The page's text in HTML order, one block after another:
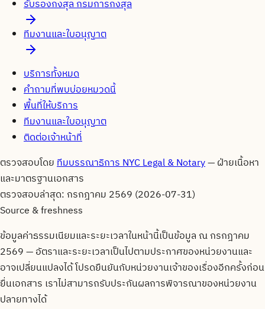
รับรองกงสุล กรมการกงสุล
ทีมงานและใบอนุญาต
บริการทั้งหมด
คำถามที่พบบ่อยหมวดนี้
พื้นที่ให้บริการ
ทีมงานและใบอนุญาต
ติดต่อเจ้าหน้าที่
ตรวจสอบโดยทีมบรรณาธิการ NYC Legal & Notary—ฝ่ายเนื้อหา
และมาตรฐานเอกสาร
ตรวจสอบล่าสุด: กรกฎาคม 2569 (2026-07-31)
Source & freshness
ข้อมูลค่าธรรมเนียมและระยะเวลาในหน้านี้เป็นข้อมูล ณกรกฎาคม
2569— อัตราและระยะเวลาเป็นไปตามประกาศของหน่วยงานและ
อาจเปลี่ยนแปลงได้ โปรดยืนยันกับหน่วยงานเจ้าของเรื่องอีกครั้งก่อน
ยื่นเอกสาร เราไม่สามารถรับประกันผลการพิจารณาของหน่วยงาน
ปลายทางได้